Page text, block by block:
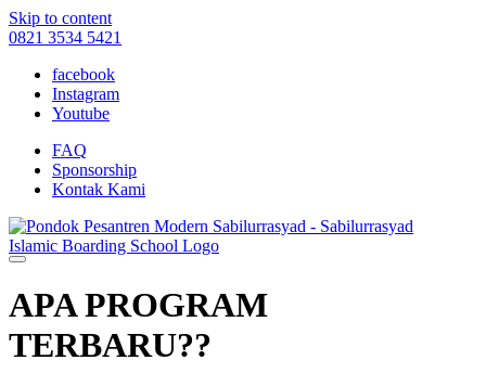
Skip to content
0821 3534 5421
facebook
Instagram
Youtube
FAQ
Sponsorship
Kontak Kami
APA PROGRAM
TERBARU??